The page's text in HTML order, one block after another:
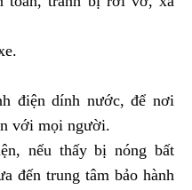
điện dính nước, để nơi
với mọi người.
nếu thấy bị nóng bất
đến trung tâm bảo hành